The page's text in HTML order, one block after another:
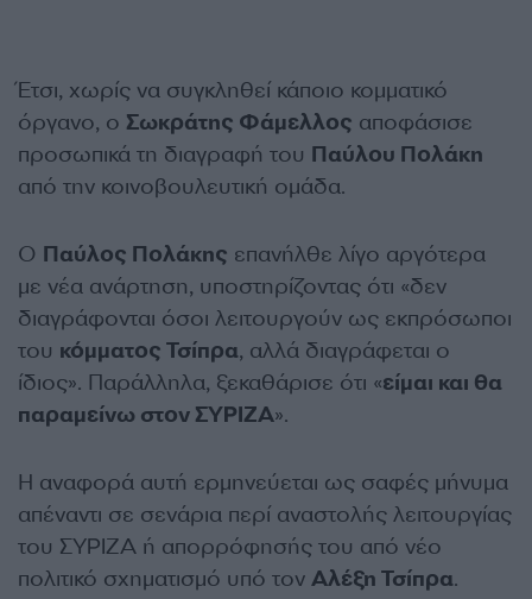
Έτσι, χωρίς να συγκληθεί κάποιο κομματικό
όργανο, ο Σωκράτης Φάμελλος αποφάσισε
προσωπικά τη διαγραφή του Παύλου Πολάκη
από την κοινοβουλευτική ομάδα.
Ο Παύλος Πολάκης επανήλθε λίγο αργότερα
με νέα ανάρτηση, υποστηρίζοντας ότι «δεν
διαγράφονται όσοι λειτουργούν ως εκπρόσωποι
του κόμματος Τσίπρα, αλλά διαγράφεται ο
ίδιος». Παράλληλα, ξεκαθάρισε ότι «είμαι και θα
παραμείνω στον ΣΥΡΙΖΑ».
Η αναφορά αυτή ερμηνεύεται ως σαφές μήνυμα
απέναντι σε σενάρια περί αναστολής λειτουργίας
του ΣΥΡΙΖΑ ή απορρόφησής του από νέο
πολιτικό σχηματισμό υπό τον Αλέξη Τσίπρα.